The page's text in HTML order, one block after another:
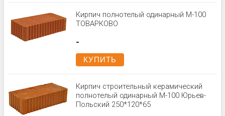
Кирпич полнотелый одинарный М-100
ТОВАРКОВО
-
КУПИТЬ
Кирпич строительный керамический
полнотелый одинарный М-100 Юрьев-
Польский 250*120*65